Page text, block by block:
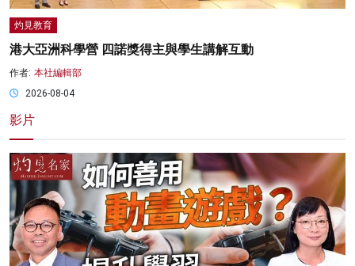
灼見教育
港大亞洲科學營 四諾獎得主與學生講解互動
作者: 本社編輯部
2026-08-04
影片